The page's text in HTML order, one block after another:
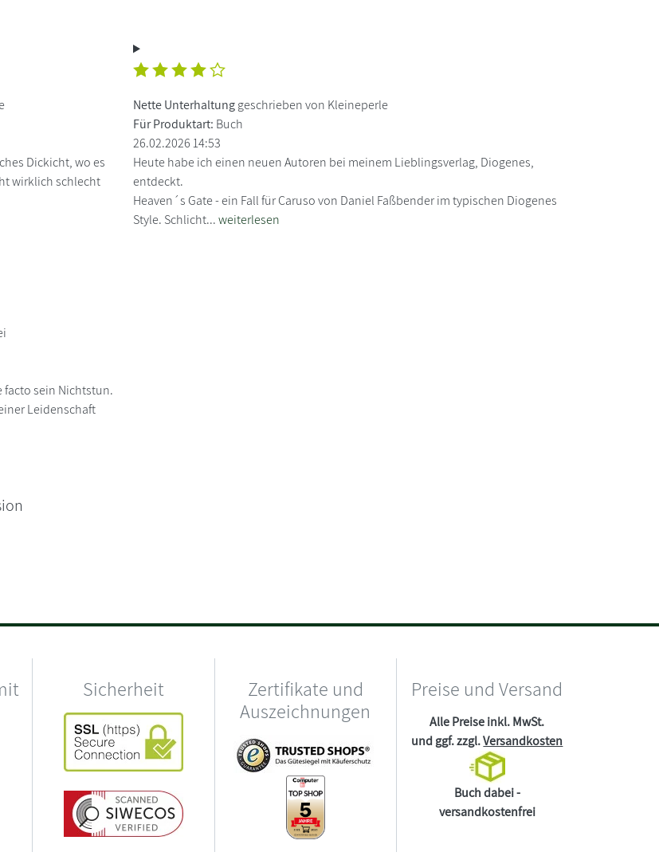
Dickicht, wo es
wirklich schlecht
Nette Unterhaltunggeschrieben von Kleineperle
Für Produktart: Buch
26.02.2026 14:53
Heute habe ich einen neuen Autoren bei meinem Lieblingsverlag, Diogenes,
entdeckt.
Heaven´s Gate - ein Fall für Caruso von Daniel Faßbender im typischen Diogenes
Style. Schlicht...weiterlesen
facto sein Nichtstun.
Leidenschaft
Sicherheit
Zertifikate und
Auszeichnungen
Preise und Versand
Alle Preise inkl. MwSt.
und ggf. zzgl.Versandkosten
Buch dabei -
versandkostenfrei